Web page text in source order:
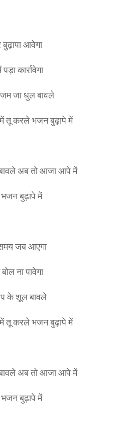
आवेगा
कार्रावेगा
जम जा धुल बावले
तू करले भजन बुढ़ापे में
बावले अब तो आजा आपे में
बुढ़ापे में
जब आएगा
ना पावेगा
के शूल बावले
तू करले भजन बुढ़ापे में
बावले अब तो आजा आपे में
बुढ़ापे में